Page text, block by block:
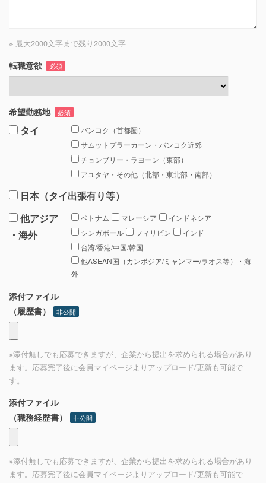
※ 最大2000文字まで残り2000文字
転職意欲 必須
希望勤務地 必須
タイ
バンコク（首都圏）
サムットプラーカーン・バンコク近郊
チョンブリー・ラヨーン（東部）
アユタヤ・その他（北部・東北部・南部）
日本（タイ出張有り等）
他アジア
・海外
ベトナム マレーシア
インドネシア
シンガポール
フィリピン
インド
台湾/香港/中国/韓国
他ASEAN国（カンボジア/ミャンマー/ラオス等）・海
外
添付ファイル
（履歴書）
非公開
※添付無しでも応募できますが、企業から提出を求められる場合があり
ます。応募完了後に会員マイページよりアップロード/更新も可能で
す。
添付ファイル
（職務経歴書）
非公開
※添付無しでも応募できますが、企業から提出を求められる場合があり
ます。応募完了後に会員マイページよりアップロード/更新も可能で